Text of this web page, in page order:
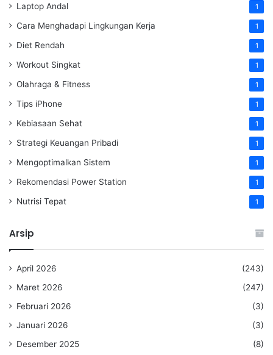
Laptop Andal 1
Cara Menghadapi Lingkungan Kerja 1
Diet Rendah 1
Workout Singkat 1
Olahraga & Fitness 1
Tips iPhone 1
Kebiasaan Sehat 1
Strategi Keuangan Pribadi 1
Mengoptimalkan Sistem 1
Rekomendasi Power Station 1
Nutrisi Tepat 1
Arsip
April 2026
(243)
Maret 2026
(247)
Februari 2026
(3)
Januari 2026
(3)
Desember 2025
(8)